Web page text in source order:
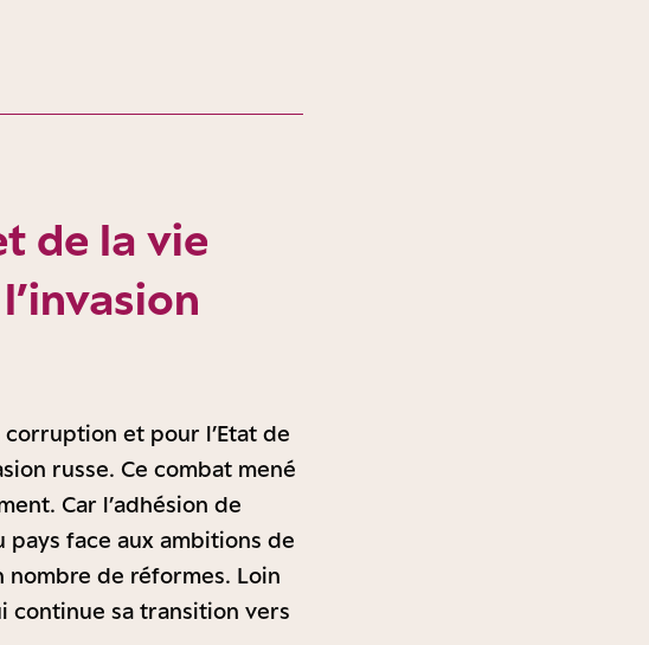
de la vie
et pour l’Etat de
russe. Ce combat mené
Car l’adhésion de
pays face aux ambitions de
nombre de réformes. Loin
continue sa transition vers